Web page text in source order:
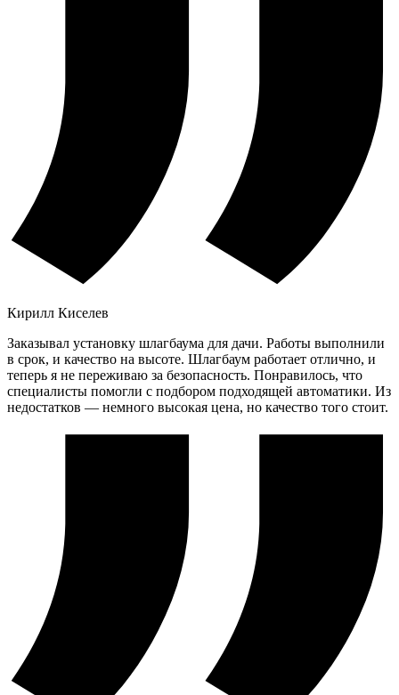
Кирилл Киселев
Заказывал установку шлагбаума для дачи. Работы выполнили
в срок, и качество на высоте. Шлагбаум работает отлично, и
теперь я не переживаю за безопасность. Понравилось, что
специалисты помогли с подбором подходящей автоматики. Из
недостатков — немного высокая цена, но качество того стоит.